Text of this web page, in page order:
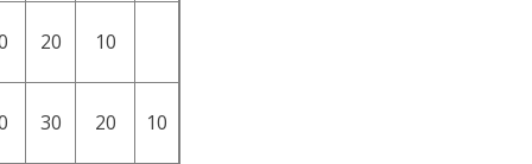
20 10
30 20 10